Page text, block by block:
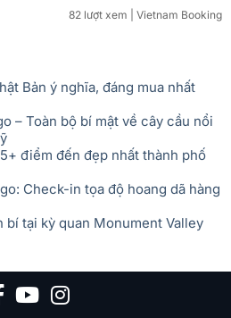
82 lượt xem | Vietnam Booking
Bản ý nghĩa, đáng mua nhất
– Toàn bộ bí mật về cây cầu nổi
điểm đến đẹp nhất thành phố
Check-in tọa độ hoang dã hàng
bí tại kỳ quan Monument Valley